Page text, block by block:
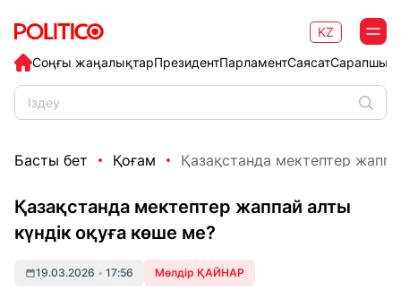
Соңғы жаңалықтарПрезидентПарламентСаясат
KZ
Басты бет Қоғам Қазақстанда мектептер
Қазақстанда мектептер жаппай алты
күндік оқуға көше ме?
19.03.2026 • 17:56 Мөлдір ҚАЙНАР